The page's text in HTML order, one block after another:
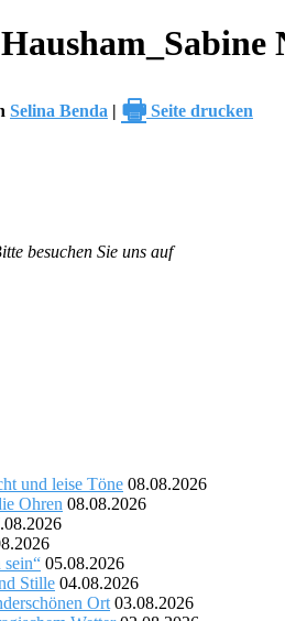
Selina Benda | 🖶 Seite drucken
besuchen Sie uns auf
und leise Töne 08.08.2026
Ohren 08.08.2026
sein“ 05.08.2026
Stille 04.08.2026
Ort 03.08.2026